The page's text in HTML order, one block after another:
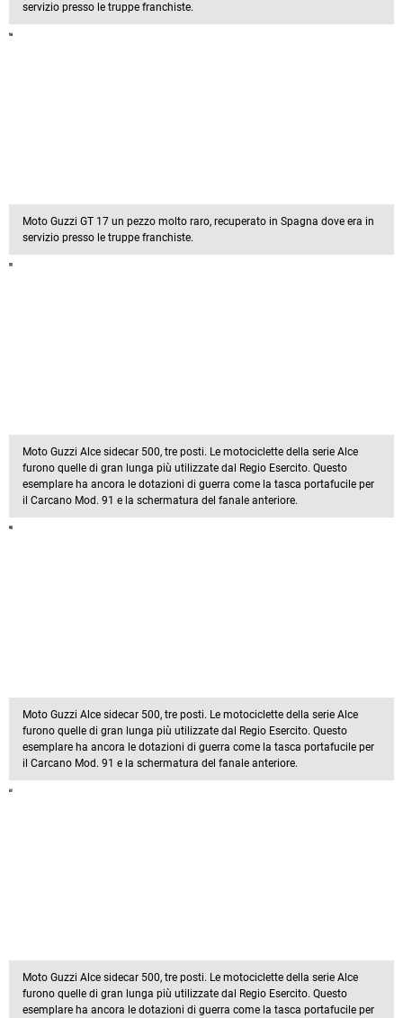
servizio presso le truppe franchiste.
Moto Guzzi GT 17 un pezzo molto raro, recuperato in Spagna dove era in
servizio presso le truppe franchiste.
Moto Guzzi Alce sidecar 500, tre posti. Le motociclette della serie Alce
furono quelle di gran lunga più utilizzate dal Regio Esercito. Questo
esemplare ha ancora le dotazioni di guerra come la tasca portafucile per
il Carcano Mod. 91 e la schermatura del fanale anteriore.
Moto Guzzi Alce sidecar 500, tre posti. Le motociclette della serie Alce
furono quelle di gran lunga più utilizzate dal Regio Esercito. Questo
esemplare ha ancora le dotazioni di guerra come la tasca portafucile per
il Carcano Mod. 91 e la schermatura del fanale anteriore.
Moto Guzzi Alce sidecar 500, tre posti. Le motociclette della serie Alce
furono quelle di gran lunga più utilizzate dal Regio Esercito. Questo
esemplare ha ancora le dotazioni di guerra come la tasca portafucile per